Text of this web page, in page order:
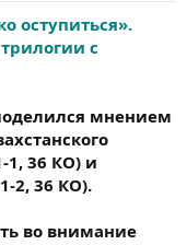
оступиться».
с
мнением
1, 36 КО) и
2, 36 КО).
во внимание